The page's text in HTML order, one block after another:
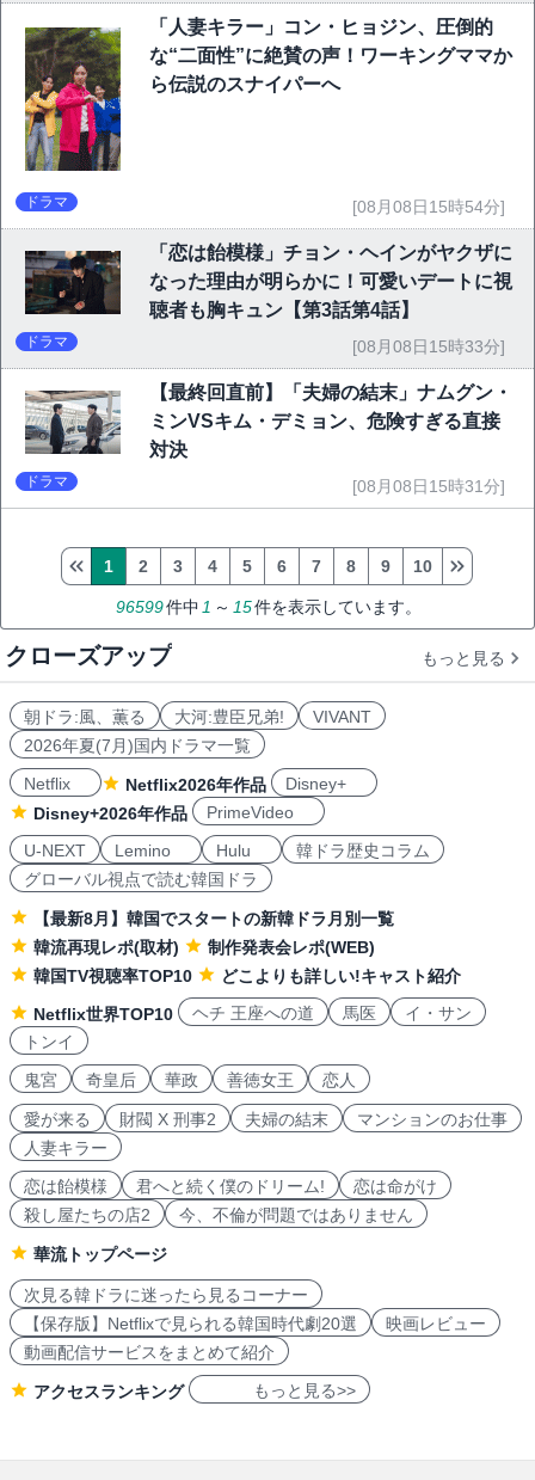
「人妻キラー」コン・ヒョジン、圧倒的
な“二面性”に絶賛の声！ワーキングママか
ら伝説のスナイパーへ
ドラマ [08月08日15時54分]
「恋は飴模様」チョン・ヘインがヤクザに
なった理由が明らかに！可愛いデートに視
聴者も胸キュン【第3話第4話】
ドラマ [08月08日15時33分]
【最終回直前】「夫婦の結末」ナムグン・
ミンVSキム・デミョン、危険すぎる直接
対決
ドラマ [08月08日15時31分]
96599件中1 ～ 15件を表示しています。
1 2 3 4 5 6 7 8 9 10
クローズアップ もっと見る
朝ドラ:風、薫る 大河:豊臣兄弟!
VIVANT
2026年夏(7月)国内ドラマ一覧
Netflix
Netflix2026年作品
Disney+
Disney+2026年作品
PrimeVideo
U-NEXT
Lemino Hulu
韓ドラ歴史コラム
グローバル視点で読む韓国ドラ
【最新8月】韓国でスタートの新韓ドラ月別一覧
韓流再現レポ(取材)
制作発表会レポ(WEB)
韓国TV視聴率TOP10
どこよりも詳しい!キャスト紹介
Netflix世界TOP10
ヘチ 王座への道 馬医
イ・サン
トンイ
鬼宮
奇皇后 華政 善徳女王 恋人
愛が来る 財閥 X 刑事2 夫婦の結末
マンションのお仕事
人妻キラー
恋は飴模様
君へと続く僕のドリーム!
恋は命がけ
殺し屋たちの店2
今、不倫が問題ではありません
華流トップページ
次見る韓ドラに迷ったら見るコーナー
【保存版】Netflixで見られる韓国時代劇20選
映画レビュー
動画配信サービスをまとめて紹介
アクセスランキング もっと見る>>